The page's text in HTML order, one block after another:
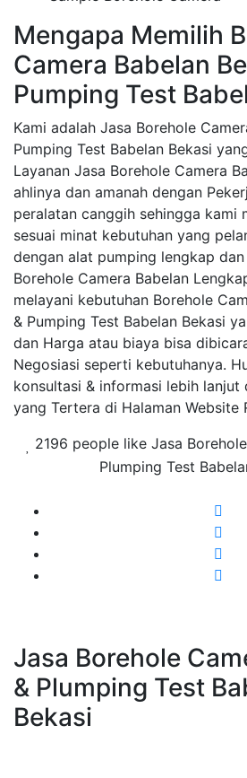
Mengapa Memilih
Camera Babelan
Pumping Test
Kami adalah Jasa Borehole
Pumping Test Babelan Bekasi
Layanan Jasa Borehole Camera
ahlinya dan amanah dengan
peralatan canggih sehingga kami
sesuai minat kebutuhan yang
dengan alat pumping lengkap
Borehole Camera Babelan
melayani kebutuhan Borehole
& Pumping Test Babelan Bekasi
dan Harga atau biaya bisa
Negosiasi seperti kebutuhanya.
konsultasi & informasi lebih lanjut
yang Tertera di Halaman Website
2196 people like Jasa
Plumping Test
Jasa Borehole
& Plumping Test
Bekasi